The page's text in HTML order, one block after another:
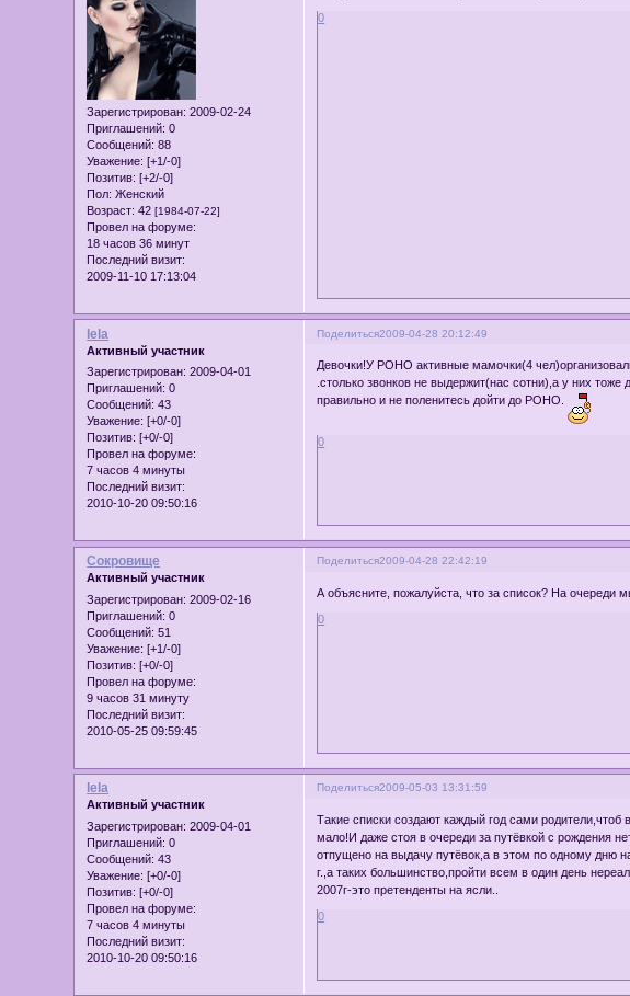
Зарегистрирован: 2009-02-24
Приглашений: 0
Сообщений: 88
Уважение: [+1/-0]
Позитив: [+2/-0]
Пол: Женский
Возраст: 42[1984-07-22]
Провел на форуме:
18 часов 36 минут
Последний визит:
2009-11-10 17:13:04
0
Поделиться2009-04-28 20:12:49
lela
Активный участник
Зарегистрирован: 2009-04-01
Приглашений: 0
Сообщений: 43
Уважение: [+0/-0]
Позитив: [+0/-0]
Провел на форуме:
7 часов 4 минуты
Последний визит:
2010-10-20 09:50:16
Девочки!У РОНО активные мамочки(4
.столько звонков не выдержит(нас сотни),а у них
правильно и не поленитесь дойти до РОНО.
0
Поделиться2009-04-28 22:42:19
Сокровище
Активный участник
Зарегистрирован: 2009-02-16
Приглашений: 0
Сообщений: 51
Уважение: [+1/-0]
Позитив: [+0/-0]
Провел на форуме:
9 часов 31 минуту
Последний визит:
2010-05-25 09:59:45
А объясните, пожалуйста, что за список? На очереди
0
Поделиться2009-05-03 13:31:59
lela
Активный участник
Зарегистрирован: 2009-04-01
Приглашений: 0
Сообщений: 43
Уважение: [+0/-0]
Позитив: [+0/-0]
Провел на форуме:
7 часов 4 минуты
Последний визит:
2010-10-20 09:50:16
Такие списки создают каждый год сами
мало!И даже стоя в очереди за путёвкой с рождения
отпущено на выдачу путёвок,а в этом по одному дню
г.,а таких большинство,пройти всем в один день
2007г-это претенденты на ясли..
0